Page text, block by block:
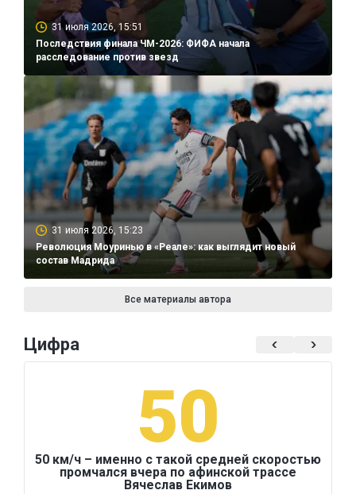
31 июля 2026, 15:51
Последствия финала ЧМ-2026: ФИФА начала
расследование против звезд
31 июля 2026, 15:23
Революция Моуринью в «Реале»: как выглядит новый
состав Мадрида
Все материалы автора
Цифра
50
50 км/ч – именно с такой средней скоростью
промчался вчера по афинской трассе
Вячеслав Екимов